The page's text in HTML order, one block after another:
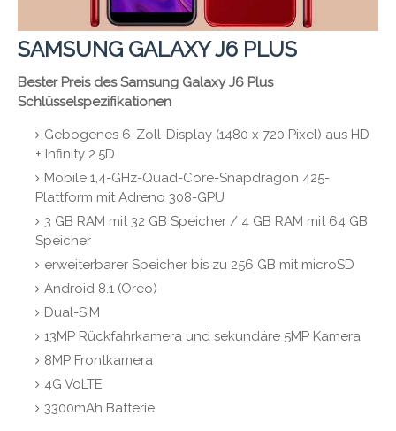
SAMSUNG GALAXY J6 PLUS
Bester Preis des Samsung Galaxy J6 Plus
Schlüsselspezifikationen
Gebogenes 6-Zoll-Display (1480 x 720 Pixel) aus HD
+ Infinity 2.5D
Mobile 1,4-GHz-Quad-Core-Snapdragon 425-
Plattform mit Adreno 308-GPU
3 GB RAM mit 32 GB Speicher / 4 GB RAM mit 64 GB
Speicher
erweiterbarer Speicher bis zu 256 GB mit microSD
Android 8.1 (Oreo)
Dual-SIM
13MP Rückfahrkamera und sekundäre 5MP Kamera
8MP Frontkamera
4G VoLTE
3300mAh Batterie